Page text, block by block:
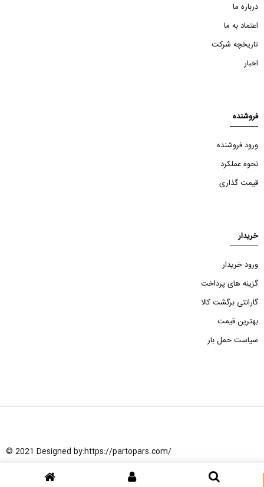
درباره ما
اعتماد به ما
تاریخچه شرکت
اخبار
فروشنده
ورود فروشنده
نحوه عملکرد
قیمت گذاری
خریدار
ورود خریدار
گزینه های پرداخت
گارانتی برگشت کالا
بهترین قیمت
سیاست حمل بار
© 2021 Designed by:https://partopars.com/